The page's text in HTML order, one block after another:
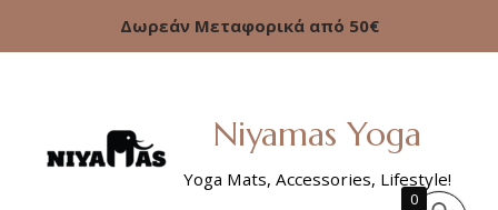
Δωρεάν Μεταφορικά από 50€
Niyamas Yoga
Yoga Mats, Accessories, Lifestyle!
0